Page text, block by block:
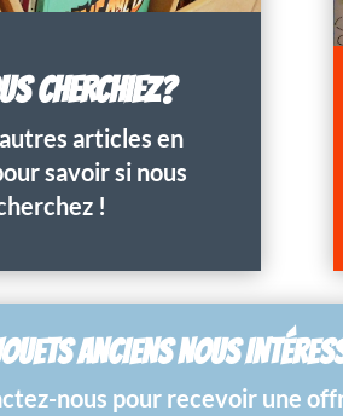
CHERCHIEZ?
articles en
savoir si nous
!
ANCIENS NOUS
nous pour recevoir une